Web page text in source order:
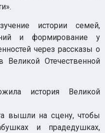
истории семей,
и формирование у
через рассказы о
Великой Отечественной
история Великой
вышли на сцену, чтобы
и прадедушках,